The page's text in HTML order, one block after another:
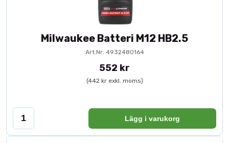
Milwaukee Batteri M12 HB2.5
Art.Nr: 4932480164
552 kr
(442 kr exkl. moms)
Lägg i varukorg